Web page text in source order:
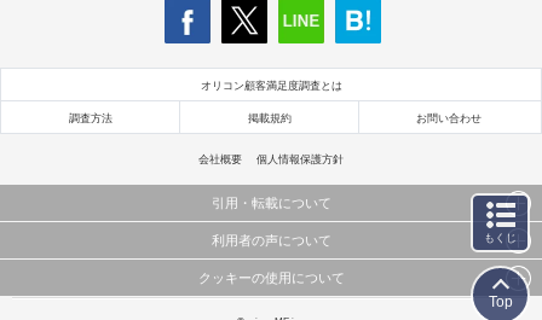
オリコン顧客満足度調査とは
調査方法 掲載規約 お問い合わせ
会社概要 個人情報保護方針
引用・転載について
当サイトで公開されている情報（文字、写真、イラスト、画像データ等）及びこれらの配置・
これらの情報を権利者の許可なく無断転載・複製などの二次利用を行うことは固く禁じており
利用者の声について
当サイトに掲載している内容はすべてサービスの利用者が提出された見解・感想です。
クッキーの使用について
もくじ
Top